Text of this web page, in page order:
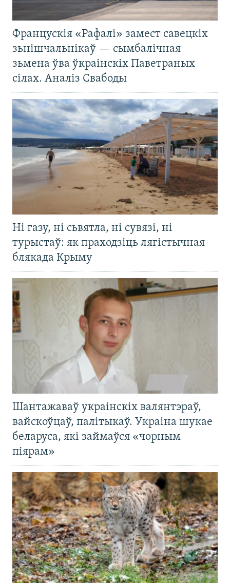
Францускія «Рафалі» замест савецкіх
зьнішчальнікаў — сымбалічная
зьмена ўва ўкраінскіх Паветраных
сілах. Аналіз Свабоды
Ні газу, ні сьвятла, ні сувязі, ні
турыстаў: як праходзіць лягістычная
блякада Крыму
Шантажаваў украінскіх валянтэраў,
вайскоўцаў, палітыкаў. Украіна шукае
беларуса, які займаўся «чорным
піярам»